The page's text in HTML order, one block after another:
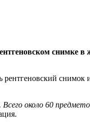
снимке
около 60